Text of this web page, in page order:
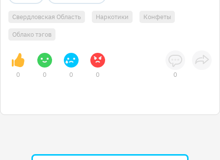
Свердловская Область Наркотики Конфеты
Облако тэгов
0 0 0 0 0